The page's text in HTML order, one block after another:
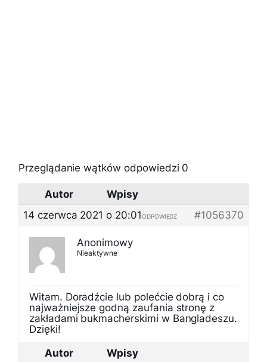
Przeglądanie wątków odpowiedzi 0
Autor
Wpisy
14 czerwca 2021 o 20:01
#1056370
ODPOWIEDZ
Anonimowy
Nieaktywne
Witam. Doradźcie lub polećcie dobrą i co
najważniejsze godną zaufania stronę z
zakładami bukmacherskimi w Bangladeszu.
Dzięki!
Autor
Wpisy